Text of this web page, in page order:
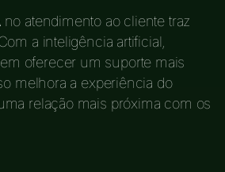
no atendimento ao cliente traz
a inteligência artificial,
oferecer um suporte mais
melhora a experiência do
relação mais próxima com os